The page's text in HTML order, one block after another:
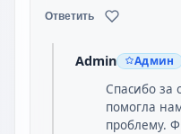
Ответить
Admin Админ
Спасибо за
помогла
проблему.